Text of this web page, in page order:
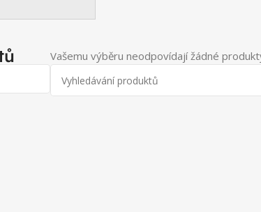
Vašemu výběru neodpovídají žádné